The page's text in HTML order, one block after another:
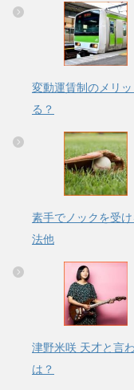
変動運賃制のメリ
る？
素手でノックを受
法他
津野米咲 天才と言
は？